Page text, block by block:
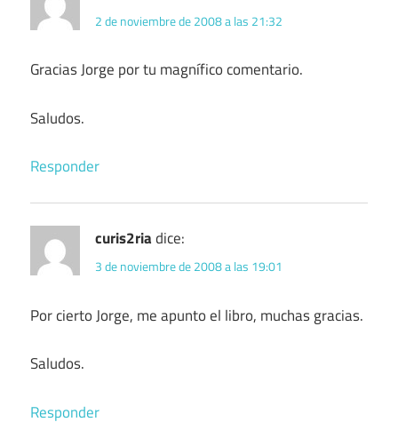
2 de noviembre de 2008 a las 21:32
Gracias Jorge por tu magnífico comentario.
Saludos.
Responder
curis2riadice:
3 de noviembre de 2008 a las 19:01
Por cierto Jorge, me apunto el libro, muchas gracias.
Saludos.
Responder